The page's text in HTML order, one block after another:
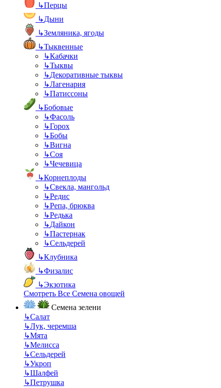
↳Перцы
↳Дыни
↳Земляника, ягоды
↳Тыквенные
↳Кабачки
↳Тыквы
↳Декоративные тыквы
↳Лагенария
↳Патиссоны
↳Бобовые
↳Фасоль
↳Горох
↳Бобы
↳Вигна
↳Соя
↳Чечевица
↳Корнеплоды
↳Свекла, мангольд
↳Редис
↳Репа, брюква
↳Редька
↳Дайкон
↳Пастернак
↳Сельдерей
↳Клубника
↳Физалис
↳Экзотика
Смотреть Все Семена овощей
Семена зелени
↳Салат
↳Лук, черемша
↳Мята
↳Мелисса
↳Сельдерей
↳Укроп
↳Шалфей
↳Петрушка